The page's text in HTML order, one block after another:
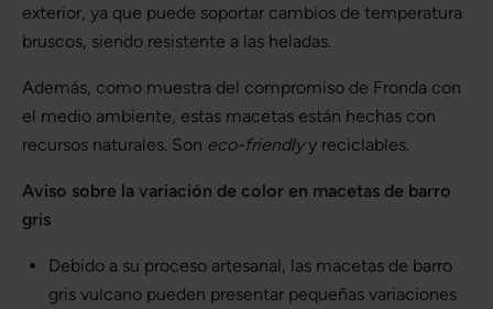
exterior, ya que puede soportar cambios de temperatura
bruscos, siendo resistente a las heladas.
Además, como muestra del compromiso de Fronda con
el medio ambiente, estas macetas están hechas con
recursos naturales. Son eco-friendlyy reciclables.
Aviso sobre la variación de color en macetas de barro
gris
Debido a su proceso artesanal, las macetas de barro
gris vulcano pueden presentar pequeñas variaciones